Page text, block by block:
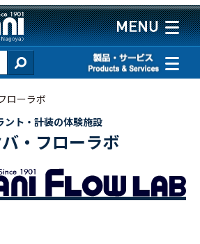
ローラボ
ント・計装の体験施設
・フローラボ